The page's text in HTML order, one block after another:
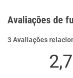
Avaliações de
3 Avaliações
2,7